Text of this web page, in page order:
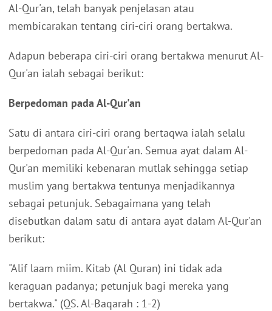
Al-Qur'an, telah banyak penjelasan atau
membicarakan tentang ciri-ciri orang bertakwa.
Adapun beberapa ciri-ciri orang bertakwa menurut Al-
Qur'an ialah sebagai berikut:
Berpedoman pada Al-Qur'an
Satu di antara ciri-ciri orang bertaqwa ialah selalu
berpedoman pada Al-Qur'an. Semua ayat dalam Al-
Qur'an memiliki kebenaran mutlak sehingga setiap
muslim yang bertakwa tentunya menjadikannya
sebagai petunjuk. Sebagaimana yang telah
disebutkan dalam satu di antara ayat dalam Al-Qur'an
berikut:
"Alif laam miim. Kitab (Al Quran) ini tidak ada
keraguan padanya; petunjuk bagi mereka yang
bertakwa." (QS. Al-Baqarah : 1-2)